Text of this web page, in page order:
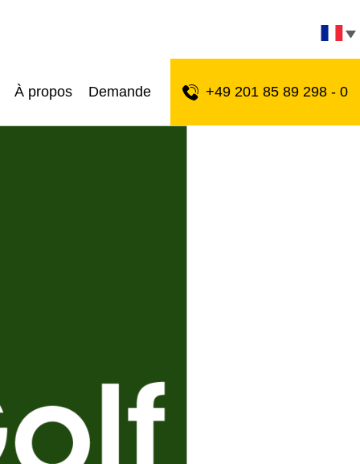
À propos Demande +49 201 85 89 298 - 0